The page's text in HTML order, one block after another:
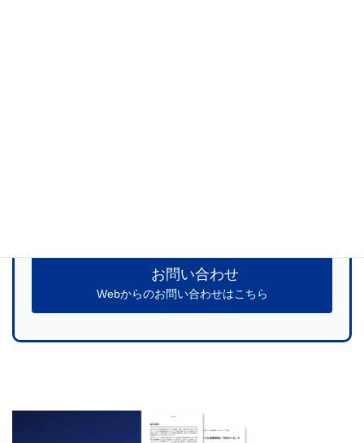
お問い合わせ
Webからのお問い合わせはこちら